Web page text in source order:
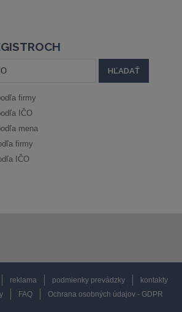
firmy
IČO
mena
firmy
IČO
reklama podmienky prevádzky
kontakty
FAQ Ochrana osobných údajov - GDPR